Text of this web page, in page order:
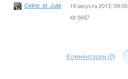
Celine_et_Julie 19 августа 2013, 09:00
5697
Комментарии (0)